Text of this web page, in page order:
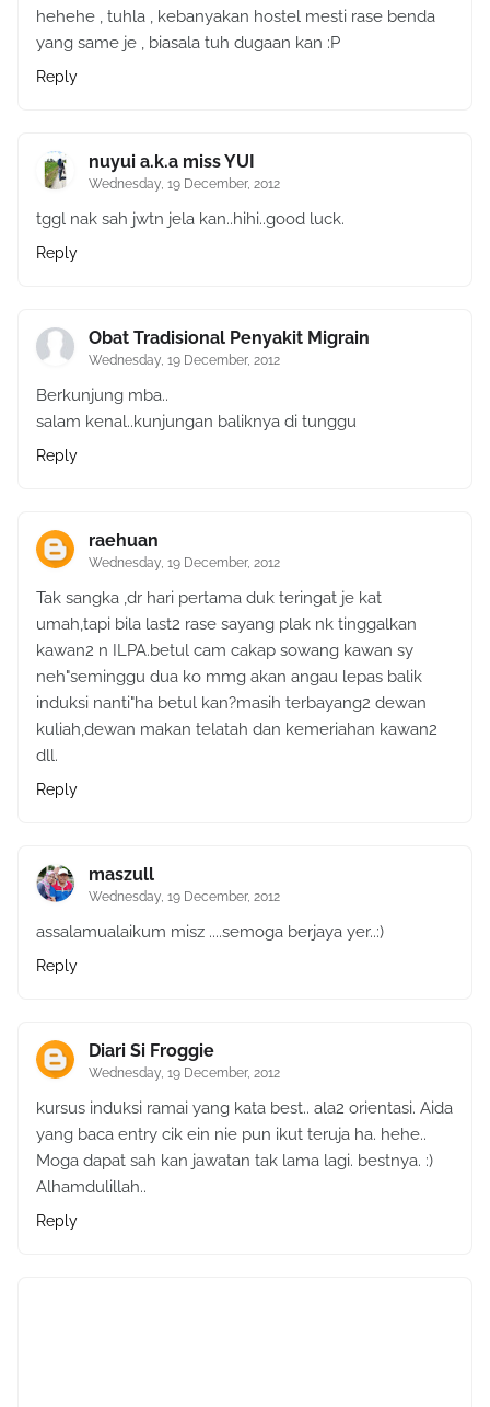
hehehe , tuhla , kebanyakan hostel mesti rase benda
yang same je , biasala tuh dugaan kan :P
Reply
nuyui a.k.a miss YUI
Wednesday, 19 December, 2012
tggl nak sah jwtn jela kan..hihi..good luck.
Reply
Obat Tradisional Penyakit Migrain
Wednesday, 19 December, 2012
Berkunjung mba..
salam kenal..kunjungan baliknya di tunggu
Reply
raehuan
Wednesday, 19 December, 2012
Tak sangka ,dr hari pertama duk teringat je kat
umah,tapi bila last2 rase sayang plak nk tinggalkan
kawan2 n ILPA.betul cam cakap sowang kawan sy
neh"seminggu dua ko mmg akan angau lepas balik
induksi nanti"ha betul kan?masih terbayang2 dewan
kuliah,dewan makan telatah dan kemeriahan kawan2
dll.
Reply
maszull
Wednesday, 19 December, 2012
assalamualaikum misz ....semoga berjaya yer..:)
Reply
Diari Si Froggie
Wednesday, 19 December, 2012
kursus induksi ramai yang kata best.. ala2 orientasi. Aida
yang baca entry cik ein nie pun ikut teruja ha. hehe..
Moga dapat sah kan jawatan tak lama lagi. bestnya. :)
Alhamdulillah..
Reply